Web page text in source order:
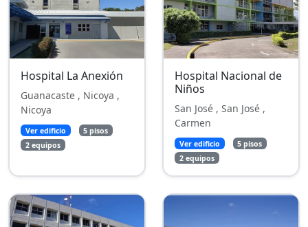
Hospital La Anexión
Guanacaste , Nicoya ,
Nicoya
Ver edificio
5 pisos
2 equipos
Hospital Nacional de
Niños
San José , San José ,
Carmen
Ver edificio
5 pisos
2 equipos